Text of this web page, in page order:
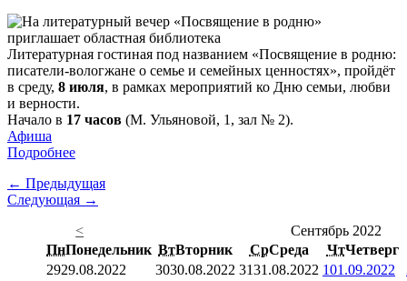
Литературная гостиная под названием «Посвящение в родню:
писатели-вологжане о семье и семейных ценностях», пройдёт
в среду, 8 июля, в рамках мероприятий ко Дню семьи, любви
и верности.
Начало в 17 часов (М. Ульяновой, 1, зал № 2).
Афиша
Подробнее
← Предыдущая
Следующая →
<
Сентябрь 2022
ПнПонедельник ВтВторник СрСреда ЧтЧетверг
2929.08.2022 3030.08.2022 3131.08.2022 101.09.2022